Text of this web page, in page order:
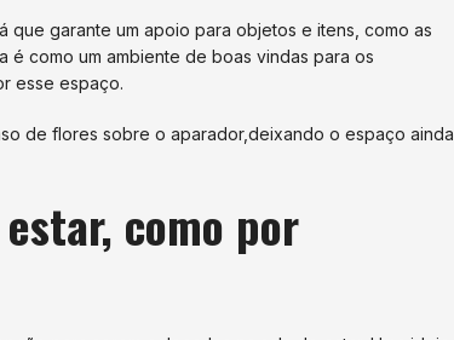
que garante um apoio para objetos e itens, como as
é como um ambiente de boas vindas para os
esse espaço.
de flores sobre o aparador,deixando o espaço ainda
como por